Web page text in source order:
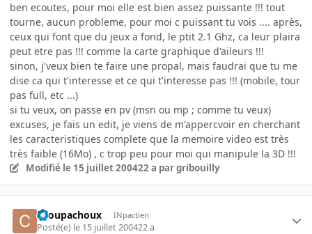
ben ecoutes, pour moi elle est bien assez puissante !!! tout
tourne, aucun probleme, pour moi c puissant tu vois .... après,
ceux qui font que du jeux a fond, le ptit 2.1 Ghz, ca leur plaira
peut etre pas !!! comme la carte graphique d'aileurs !!!
sinon, j'veux bien te faire une propal, mais faudrai que tu me
dise ca qui t'interesse et ce qui t'interesse pas !!! (mobile, tour
pas full, etc ...)
si tu veux, on passe en pv (msn ou mp ; comme tu veux)
excuses, je fais un edit, je viens de m'appercvoir en cherchant
les caracteristiques complete que la memoire video est très
très faible (16Mo) , c trop peu pour moi qui manipule la 3D !!!
Modifié le 15 juillet 200422 a par gribouilly
choupachoux INpactien
Posté(e) le 15 juillet 200422 a